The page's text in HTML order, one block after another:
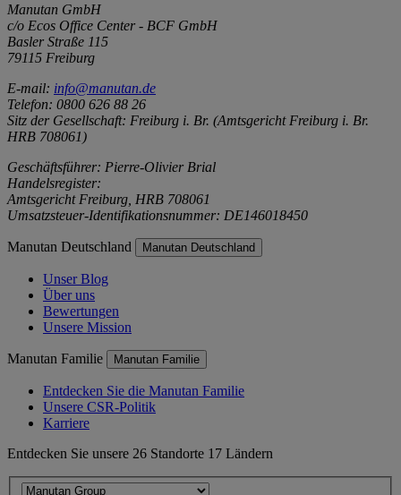
Manutan GmbH
c/o Ecos Office Center - BCF GmbH
Basler Straße 115
79115 Freiburg
E-mail: info@manutan.de
Telefon: 0800 626 88 26
Sitz der Gesellschaft: Freiburg i. Br. (Amtsgericht Freiburg i. Br.
HRB 708061)
Geschäftsführer: Pierre-Olivier Brial
Handelsregister:
Amtsgericht Freiburg, HRB 708061
Umsatzsteuer-Identifikationsnummer: DE146018450
Manutan Deutschland Manutan Deutschland
Unser Blog
Über uns
Bewertungen
Unsere Mission
Manutan Familie Manutan Familie
Entdecken Sie die Manutan Familie
Unsere CSR-Politik
Karriere
Entdecken Sie unsere 26 Standorte 17 Ländern